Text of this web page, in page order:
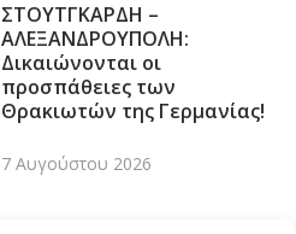
ΣΤΟΥΤΓΚΑΡΔΗ –
ΑΛΕΞΑΝΔΡΟΥΠΟΛΗ:
Δικαιώνονται οι
προσπάθειες των
Θρακιωτών της Γερμανίας!
7 Αυγούστου 2026